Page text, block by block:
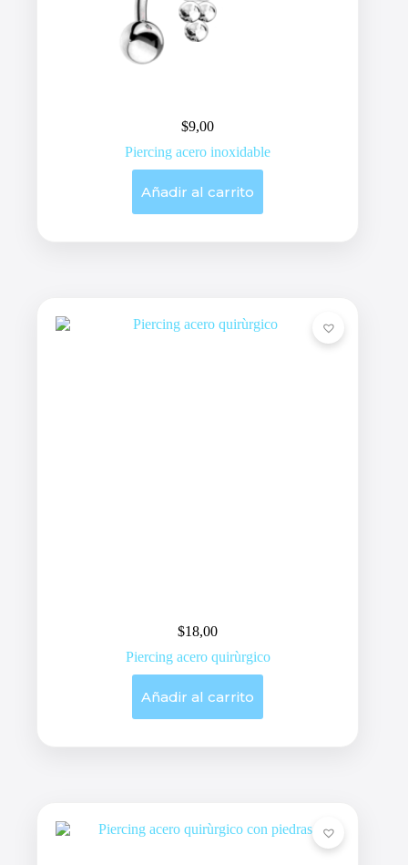
$9,00
Piercing acero inoxidable
Añadir al carrito
$18,00
Piercing acero quirùrgico
Añadir al carrito